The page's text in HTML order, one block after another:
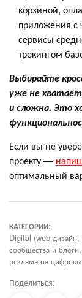
корзиной,
приложения с
сервисы
трекингом
Выбирайте
уже не
и сложна. Это
Если вы не
проекту —
оптимальный
КАТЕГОРИИ:
Digital (web-дизайн,
сообщества и
реклама на
Поделиться: